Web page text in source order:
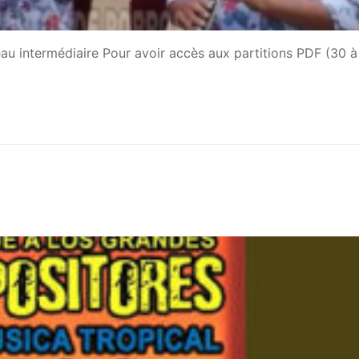
intermédiaire Pour avoir accès aux partitions PDF (30